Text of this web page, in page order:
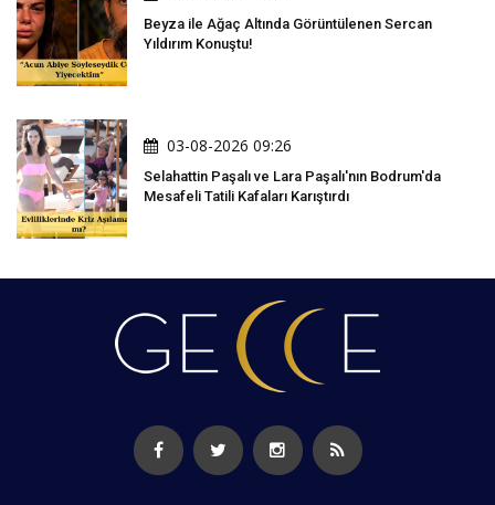
Beyza ile Ağaç Altında Görüntülenen Sercan
Yıldırım Konuştu!
03-08-2026 09:26
Selahattin Paşalı ve Lara Paşalı'nın Bodrum'da
Mesafeli Tatili Kafaları Karıştırdı